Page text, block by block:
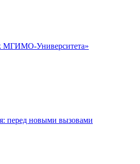
МГИМО-Университета»
перед новыми вызовами